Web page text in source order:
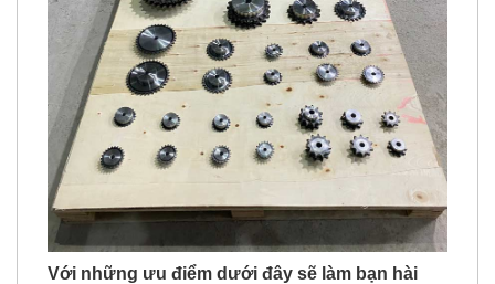
Với những ưu điểm dưới đây sẽ làm bạn hài